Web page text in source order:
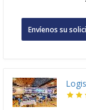
Envíenos su